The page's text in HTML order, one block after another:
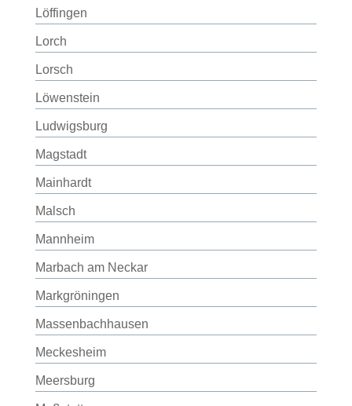
Löffingen
Lorch
Lorsch
Löwenstein
Ludwigsburg
Magstadt
Mainhardt
Malsch
Mannheim
Marbach am Neckar
Markgröningen
Massenbachhausen
Meckesheim
Meersburg